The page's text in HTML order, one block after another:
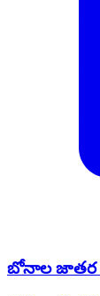
బోనాల జాతర